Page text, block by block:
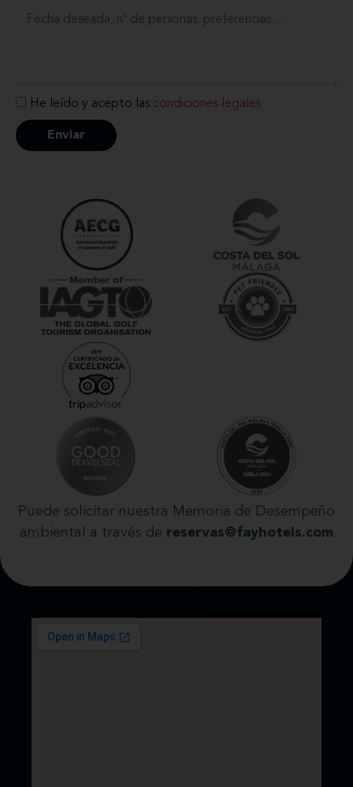
He leído y acepto las condiciones legales
Enviar
Puede solicitar nuestra Memoria de Desempeño
ambiental a través de reservas@fayhotels.com